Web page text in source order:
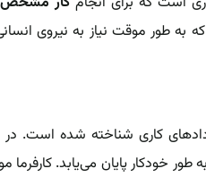
به طور موقت نیاز به نیروی
کاری‌ شناخته شده است.
خودکار پایان می‌یابد. کارفرما